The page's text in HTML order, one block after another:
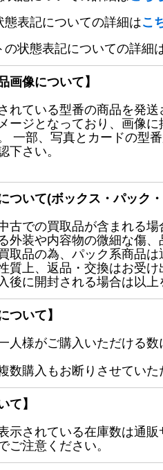
態表記についての詳細はこ
の状態表記についての詳細
画像について】
れている型番の商品を発送
ージとなっており、画像
一部、写真とカードの型
下さい。
ついて(ボックス・パック
古での買取品が含まれる場
外装や内容物の微細な傷、
取品の為、パック系商品
質上、返品・交換はお受け
後に開封される場合は以
ついて】
人様がご購入いただける
数購入もお断りさせていた
て】
示されている在庫数は通
ご注意ください。